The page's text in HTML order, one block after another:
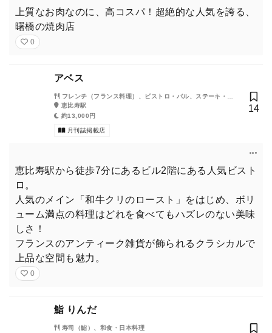
上質なお肉なのに、高コスパ！超絶的な人気を誇る、
曙橋の焼肉店
0
アベス
フレンチ（フランス料理）、ビストロ・バル、ステーキ・鉄
板焼き
恵比寿駅
約13,000円
月刊誌掲載店
14
恵比寿駅から徒歩7分にあるビル2階にある人気ビスト
ロ。
人気のメイン「和牛クリのロースト」をはじめ、ボリ
ューム満点の料理はどれを食べてもハズレのない美味
しさ！
フランスのアンティーク雑貨が飾られるクラシカルで
上品な空間も魅力。
0
鮨 りんだ
寿司（鮨）、和食・日本料理